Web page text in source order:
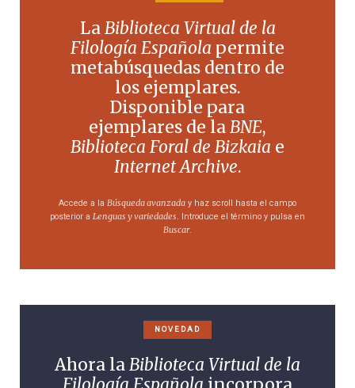
LaBiblioteca Virtual de la
Filología Española permite
metabúsquedas dentro de
los ejemplares.
Disponible para
ejemplares de laBNE,
Biblioteca Foral de Bizkaia e
Internet Archive.
Accede a la Búsqueda avanzada y haz scroll hasta el campo
posterior a Lenguas y variedades . Introduce el término y pulsa en
Buscar.
NOVEDAD
Ahora laBiblioteca Virtual de la